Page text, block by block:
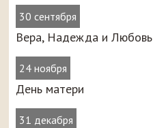
30 сентября
Вера, Надежда и Любовь
24 ноября
День матери
31 декабря